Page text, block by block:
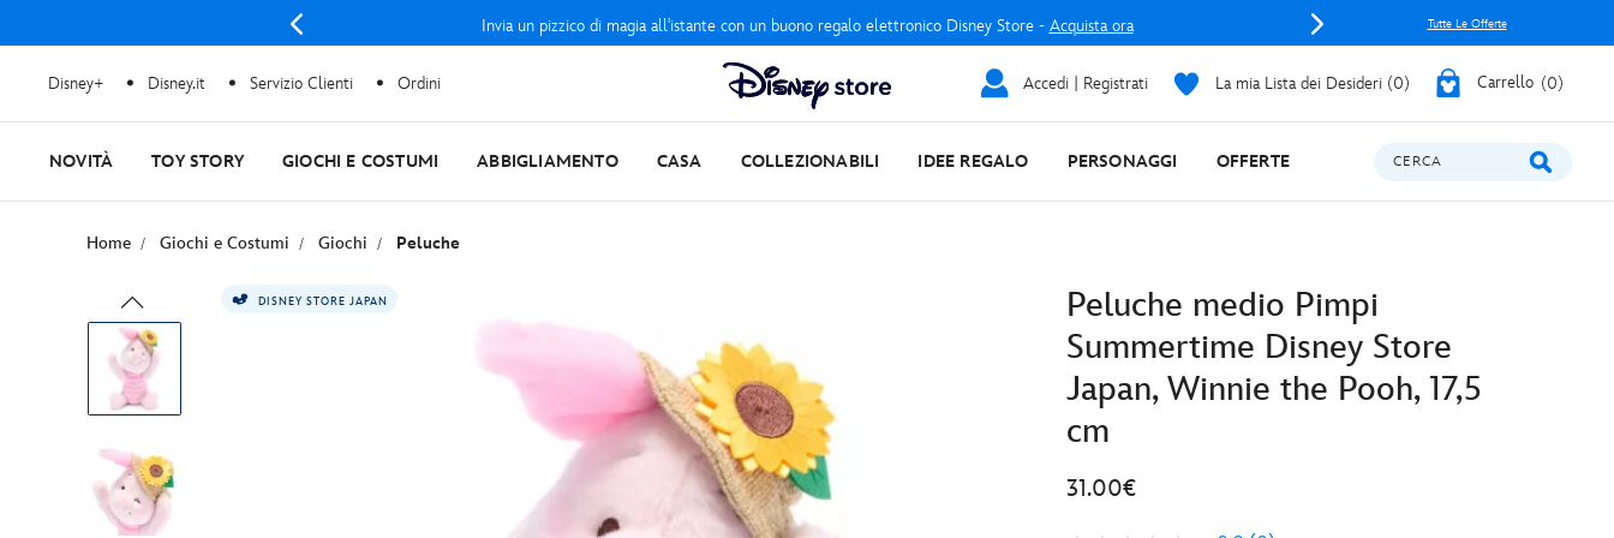
Invia un pizzico di magia all'istante con un buono regalo elettronico Disney Store - Acquista ora Tutte Le Offerte
Disney+ Disney.it Servizio Clienti Ordini Accedi | Registrati La mia Lista dei Desideri 0 Carrello 0
NOVITÀ TOY STORY GIOCHI E COSTUMI ABBIGLIAMENTO CASA COLLEZIONABILI IDEE REGALO PERSONAGGI OFFERTE CERCA
Home Giochi e Costumi Giochi Peluche
DISNEY STORE JAPAN
Peluche medio Pimpi
Summertime Disney Store
Japan, Winnie the Pooh, 17,5
cm
31.00€